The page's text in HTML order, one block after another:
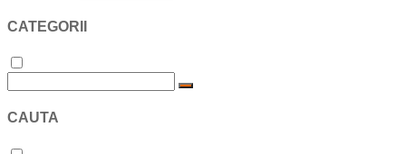
CATEGORII
CAUTA